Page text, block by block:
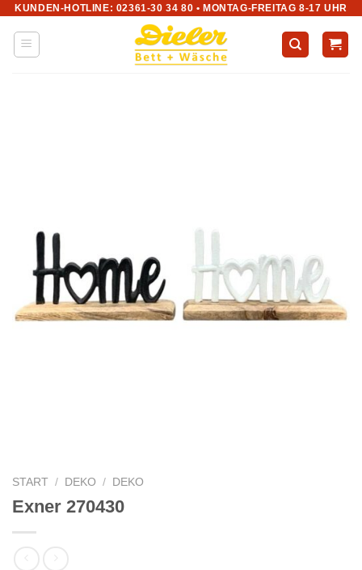
Zum
Inhalt
springen
KUNDEN-HOTLINE: 02361-30 34 80 • MONTAG-FREITAG 8-17 UHR
START / DEKO / DEKO
Exner 270430